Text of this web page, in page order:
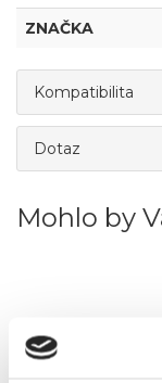
ZNAČKA
Kompatibilita
Dotaz
Mohlo by